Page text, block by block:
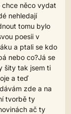
chce něco vydat
nehledají
tomu bylo
poesii v
a ptali se kdo
nebo co?Já se
šity tak jsem ti
a teď
zde a na
tvorbě ty
ač ty